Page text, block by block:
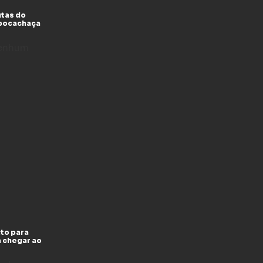
do
para
chegar ao